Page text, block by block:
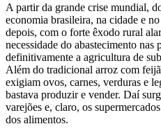
A partir da grande crise mundial,
economia brasileira, na cidade e
depois, com o forte êxodo rural
necessidade do abastecimento nas
definitivamente a agricultura de
Além do tradicional arroz com
exigiam ovos, carnes, verduras e
bastava produzir e vender. Daí
varejões e, claro, os
dos alimentos.